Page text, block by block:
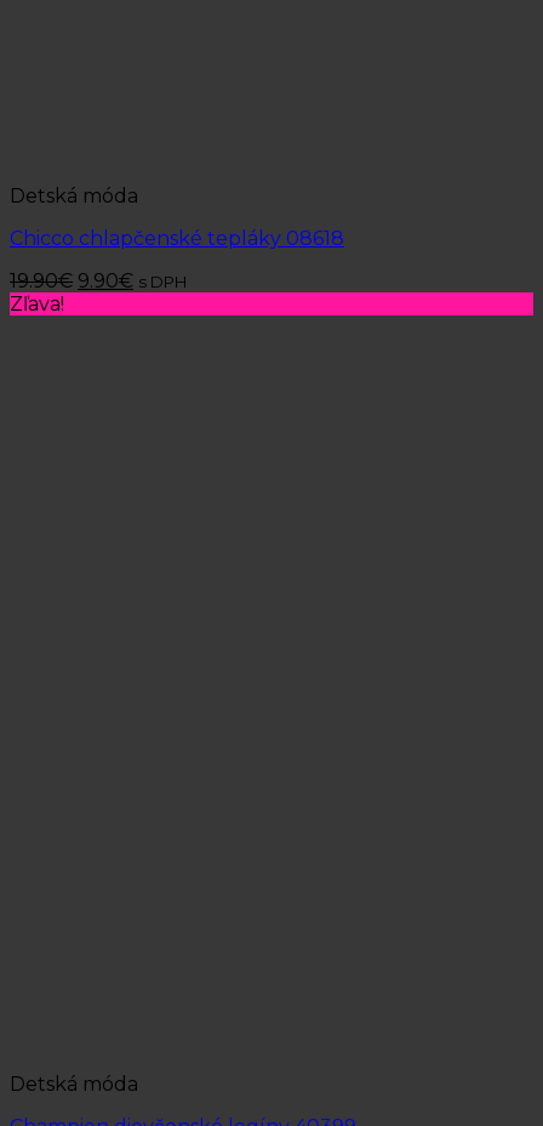
Detská móda
Chicco chlapčenské tepláky 08618
19.90€ 9.90€ s DPH
Zľava!
Detská móda